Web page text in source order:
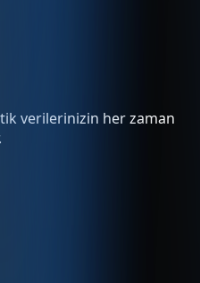
verilerinizin her zaman